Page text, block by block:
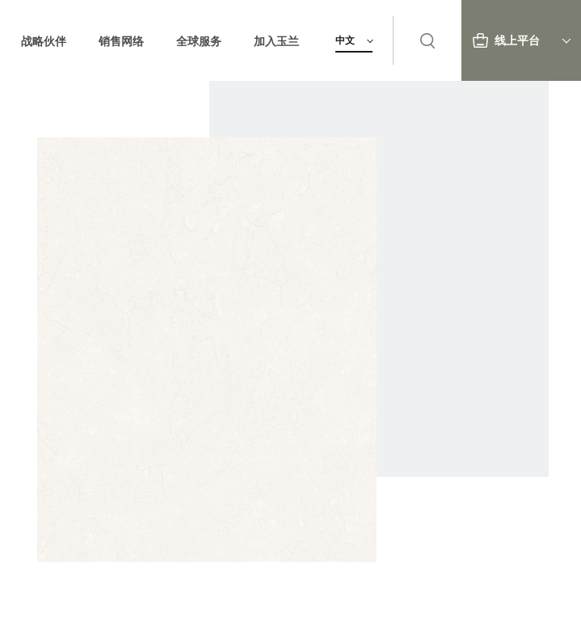
战略伙伴 销售网络 全球服务 加入玉兰 中文 线上平台